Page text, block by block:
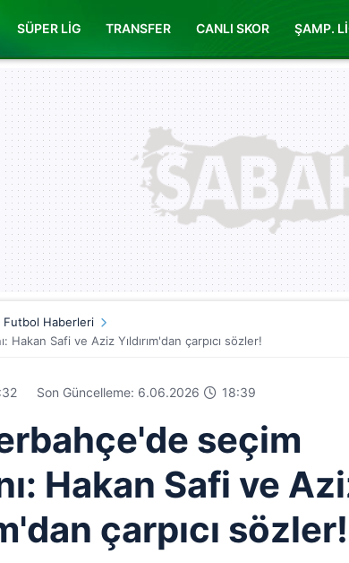
SÜPER LİG TRANSFER CANLI SKOR ŞAMP.
Futbol Haberleri
Safi ve Aziz Yıldırım'dan çarpıcı sözler!
Son Güncelleme: 6.06.2026 18:39
seçim
Hakan Safi ve
çarpıcı sözler!